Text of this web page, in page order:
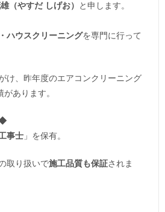
（やすだ しげお）
と申します。
ハウスクリーニングを専門に行って
け、昨年度のエアコンクリーニング
があります。
事士 」を保有。
取り扱いで施工品質も保証されま